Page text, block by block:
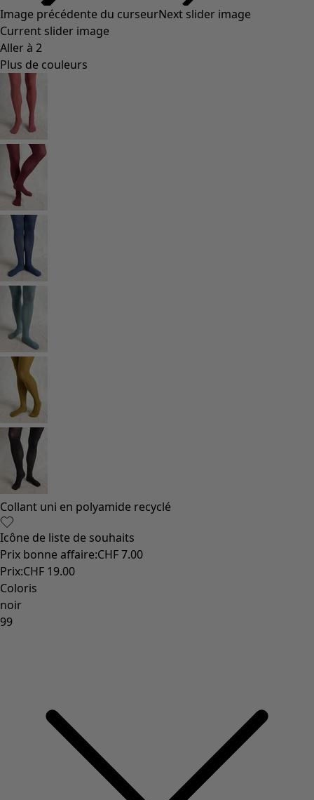
Image précédente du curseurNext slider image
Current slider image
Aller à 2
Plus de couleurs
Collant uni en polyamide recyclé
Icône de liste de souhaits
Prix bonne affaire:CHF 7.00
Prix:CHF 19.00
Coloris
noir
99